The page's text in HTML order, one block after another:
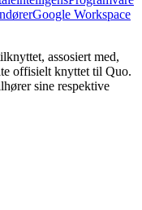
Google Workspace
assosiert med,
offisielt knyttet til Quo.
sine respektive